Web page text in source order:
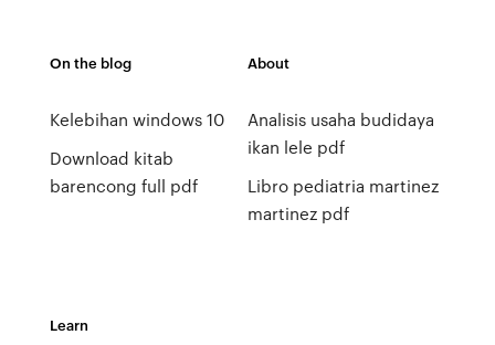
On the blog
Kelebihan windows 10
Download kitab
barencong full pdf
About
Analisis usaha budidaya
ikan lele pdf
Libro pediatria martinez
martinez pdf
Learn